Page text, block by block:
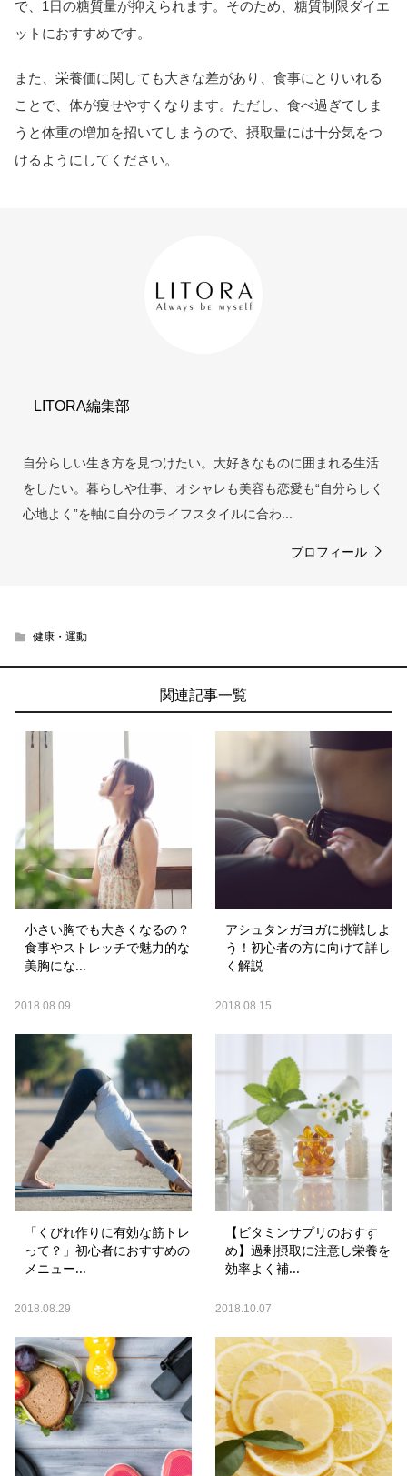
で、1日の糖質量が抑えられます。そのため、糖質制限ダイエ
ットにおすすめです。
また、栄養価に関しても大きな差があり、食事にとりいれる
ことで、体が痩せやすくなります。ただし、食べ過ぎてしま
うと体重の増加を招いてしまうので、摂取量には十分気をつ
けるようにしてください。
LITORA編集部
自分らしい生き方を見つけたい。大好きなものに囲まれる生活
をしたい。暮らしや仕事、オシャレも美容も恋愛も“自分らしく
心地よく”を軸に自分のライフスタイルに合わ...
プロフィール
健康・運動
関連記事一覧
小さい胸でも大きくなるの？
食事やストレッチで魅力的な
美胸にな...
2018.08.09
アシュタンガヨガに挑戦しよ
う！初心者の方に向けて詳し
く解説
2018.08.15
「くびれ作りに有効な筋トレ
って？」初心者におすすめの
メニュー...
2018.08.29
【ビタミンサプリのおすす
め】過剰摂取に注意し栄養を
効率よく補...
2018.10.07